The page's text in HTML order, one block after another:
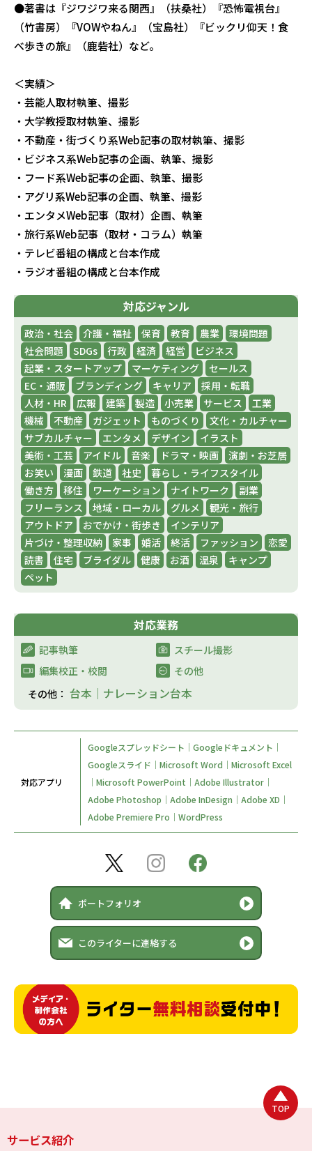
●著書は『ジワジワ来る関西』（扶桑社）『恐怖電視台』
（竹書房）『VOWやねん』（宝島社）『ビックリ仰天！食
べ歩きの旅』（鹿砦社）など。
＜実績＞
・芸能人取材執筆、撮影
・大学教授取材執筆、撮影
・不動産・街づくり系Web記事の取材執筆、撮影
・ビジネス系Web記事の企画、執筆、撮影
・フード系Web記事の企画、執筆、撮影
・アグリ系Web記事の企画、執筆、撮影
・エンタメWeb記事（取材）企画、執筆
・旅行系Web記事（取材・コラム）執筆
・テレビ番組の構成と台本作成
・ラジオ番組の構成と台本作成
対応ジャンル
政治・社会 介護・福祉 保育 教育 農業
環境問題
社会問題
SDGs 行政 経済 経営
ビジネス
起業・スタートアップ
マーケティング
セールス
EC・通販
ブランディング キャリア
採用・転職
人材・HR
広報 建築 製造 小売業 サービス
工業
機械
不動産 ガジェット ものづくり
文化・カルチャー
サブカルチャー
エンタメ デザイン
イラスト
美術・工芸
アイドル 音楽 ドラマ・映画
演劇・お芝居
お笑い
漫画 鉄道 社史
暮らし・ライフスタイル
働き方
移住 ワーケーション ナイトワーク
副業
フリーランス
地域・ローカル グルメ
観光・旅行
アウトドア
おでかけ・街歩き
インテリア
片づけ・整理収納
家事 婚活 終活 ファッション
恋愛
読書
住宅 ブライダル 健康 お酒 温泉
キャンプ
ペット
対応業務
記事執筆
スチール撮影
編集校正・校閲
その他
その他： 台本｜ナレーション台本
対応アプリ
Googleスプレッドシート｜Googleドキュメント｜
Googleスライド｜Microsoft Word｜Microsoft Excel
｜Microsoft PowerPoint｜Adobe Illustrator｜
Adobe Photoshop｜Adobe InDesign｜Adobe XD｜
Adobe Premiere Pro｜WordPress
ポートフォリオ
このライターに連絡する
TOP
サービス紹介